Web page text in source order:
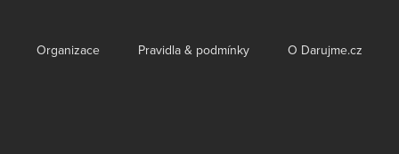
Organizace Pravidla & podmínky O Darujme.cz